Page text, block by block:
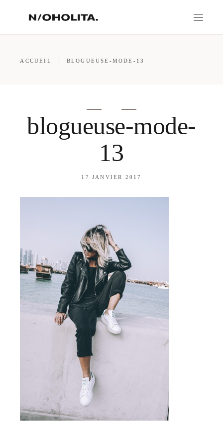
ACCUEIL BLOGUEUSE-MODE-13
blogueuse-mode-
13
17 JANVIER 2017